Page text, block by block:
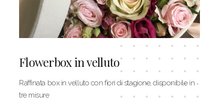
Flowerbox in velluto
Raffinata box in velluto con fiori di stagione, disponibile in
tre misure